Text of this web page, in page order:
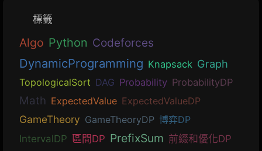
標籤
Algo Python Codeforces
DynamicProgramming Knapsack Graph
TopologicalSort DAG Probability ProbabilityDP
Math ExpectedValue ExpectedValueDP
GameTheory GameTheoryDP 博弈DP
IntervalDP 區間DP PrefixSum 前綴和優化DP